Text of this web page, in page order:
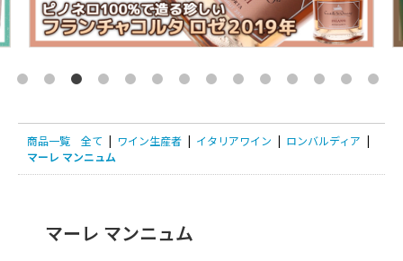
商品一覧 全て | ワイン生産者 | イタリアワイン | ロンバルディア |
マーレ マンニュム
マーレ マンニュム